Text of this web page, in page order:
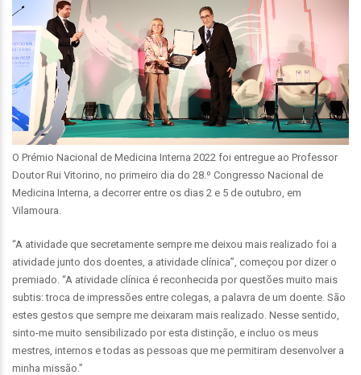
O Prémio Nacional de Medicina Interna 2022 foi entregue ao Professor
Doutor Rui Vitorino, no primeiro dia do 28.º Congresso Nacional de
Medicina Interna, a decorrer entre os dias 2 e 5 de outubro, em
Vilamoura.
“A atividade que secretamente sempre me deixou mais realizado foi a
atividade junto dos doentes, a atividade clínica”, começou por dizer o
premiado. “A atividade clínica é reconhecida por questões muito mais
subtis: troca de impressões entre colegas, a palavra de um doente. São
estes gestos que sempre me deixaram mais realizado. Nesse sentido,
sinto-me muito sensibilizado por esta distinção, e incluo os meus
mestres, internos e todas as pessoas que me permitiram desenvolver a
minha missão.”